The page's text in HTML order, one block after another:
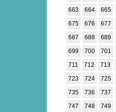
663
664 665
675
676 677
687
688 689
699
700 701
711
712 713
723
724 725
735
736 737
747
748 749